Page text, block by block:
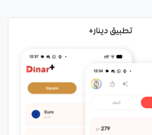
تطبيق دينار+